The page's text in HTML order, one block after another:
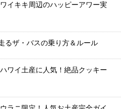
イキキ周辺のハッピーアワー実
るザ・バスの乗り方＆ルール
ワイ土産に人気！絶品クッキー